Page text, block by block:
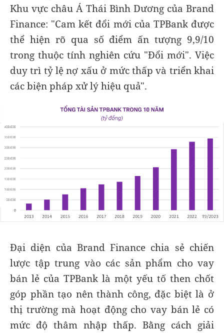
Khu vực châu Á Thái Bình Dương của Brand
Finance: "Cam kết đổi mới của TPBank được
thể hiện rõ qua số điểm ấn tượng 9,9/10
trong thuộc tính nghiên cứu "Đổi mới". Việc
duy trì tỷ lệ nợ xấu ở mức thấp và triển khai
các biện pháp xử lý hiệu quả".
Đại diện của Brand Finance chia sẻ chiến
lược tập trung vào các sản phẩm cho vay
bán lẻ của TPBank là một yếu tố then chốt
góp phần tạo nên thành công, đặc biệt là ở
thị trường mà hoạt động cho vay bán lẻ có
mức độ thâm nhập thấp. Bằng cách giải